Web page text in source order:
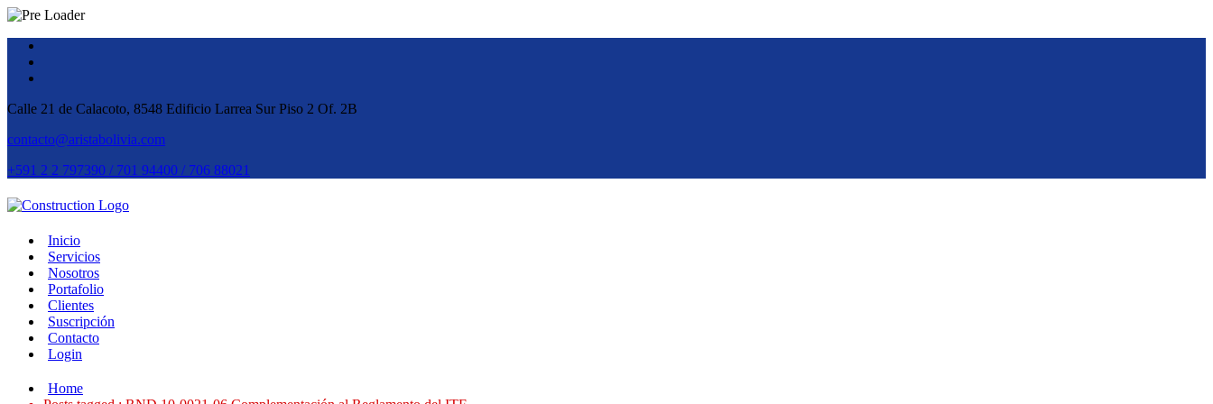
Calle 21 de Calacoto, 8548 Edificio Larrea Sur Piso 2 Of. 2B
contacto@aristabolivia.com
+591 2 2 797390 / 701 94400 / 706 88021
Inicio
Servicios
Nosotros
Portafolio
Clientes
Suscripción
Contacto
Login
Home